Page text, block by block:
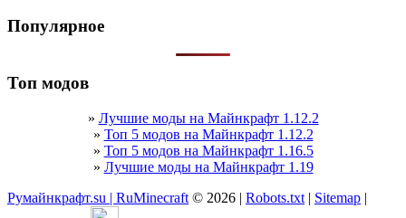
Популярное
Топ модов
» Лучшие моды на Майнкрафт 1.12.2
» Топ 5 модов на Майнкрафт 1.12.2
» Топ 5 модов на Майнкрафт 1.16.5
» Лучшие моды на Майнкрафт 1.19
Румайнкрафт.su | RuMinecraft © 2026 | Robots.txt | Sitemap |